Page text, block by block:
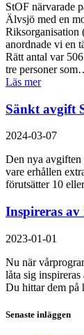
StOF närvarade
Älvsjö med en
Riksorganisation
anordnade vi en
Rätt antal var
tre personer
Läs mer
Sänkt avgift
2024-03-07
Den nya avgiften
vare erhållen
förutsätter 10
Inspireras av
2023-01-01
Nu när
låta sig
Du hittar dem på
Senaste inläggen